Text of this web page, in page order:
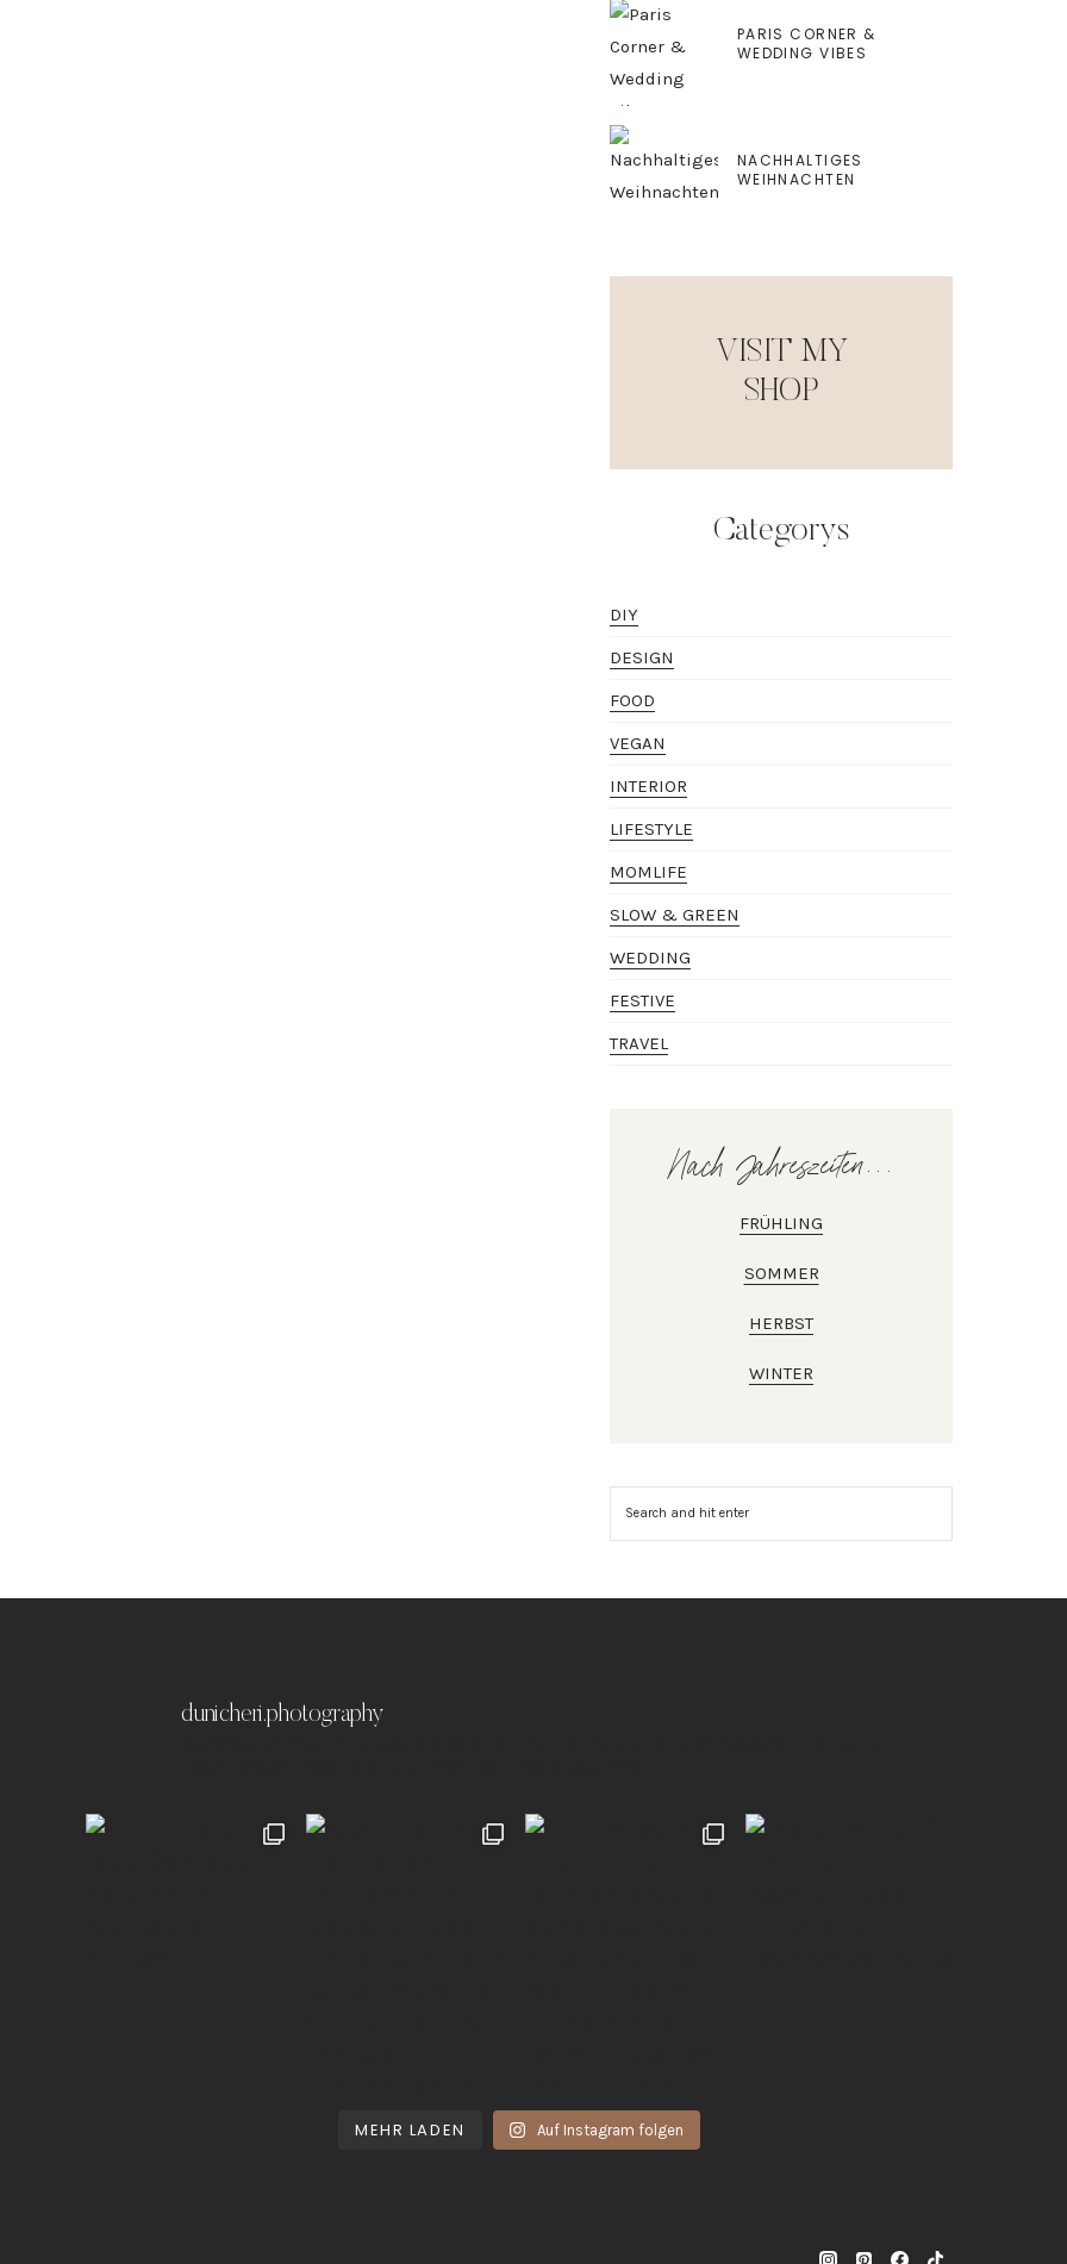
PARIS CORNER &
WEDDING VIBES
NACHHALTIGES
WEIHNACHTEN
VISIT MY
SHOP
Categorys
DIY
DESIGN
FOOD
VEGAN
INTERIOR
LIFESTYLE
MOMLIFE
SLOW & GREEN
WEDDING
FESTIVE
TRAVEL
Nach Jahreszeiten...
FRÜHLING
SOMMER
HERBST
WINTER
dunicheri.photography
MEHR LADEN Auf Instagram folgen